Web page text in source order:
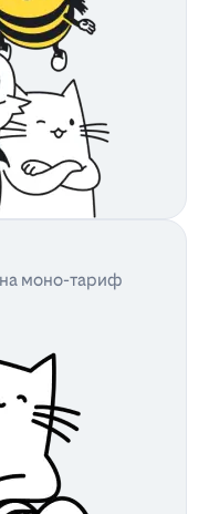
моно-тариф